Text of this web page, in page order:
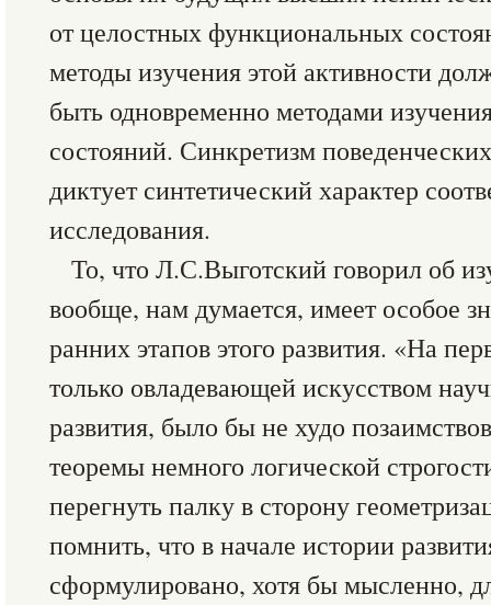
от целостных функциональных
методы изучения этой активности
быть одновременно методами
состояний. Синкретизм
диктует синтетический характер
исследования.
То, что Л.С.Выготский говорил об
вообще, нам думается, имеет особое
ранних этапов этого развития. «На
только овладевающей искусством
развития, было бы не худо
теоремы немного логической
перегнуть палку в сторону
помнить, что в начале истории
сформулировано, хотя бы мысленно,